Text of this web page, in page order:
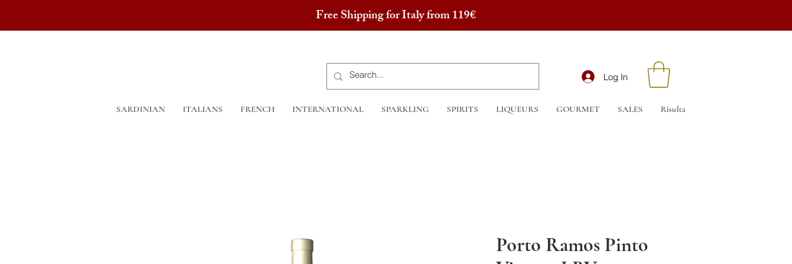
Free Shipping for Italy from 119€
Log In
SARDINIAN ITALIANS FRENCH INTERNATIONAL SPARKLING SPIRITS LIQUEURS GOURMET SALES Risultati di ricerca
Porto Ramos Pinto